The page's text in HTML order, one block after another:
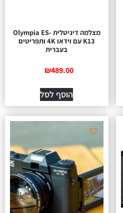
מצלמה דיגיטלית Olympia ES-
K13 עם וידאו 4K ותפריטים
בעברית
₪489.00
הוסף לסל